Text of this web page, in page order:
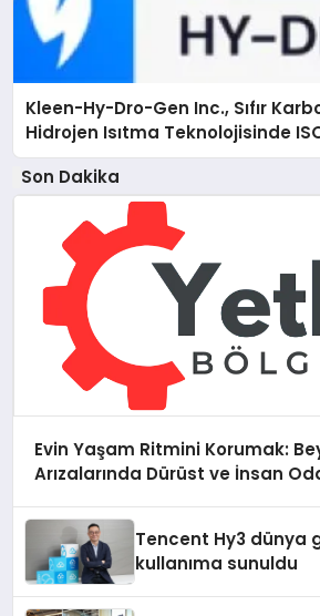
Kleen-Hy-Dro-Gen Inc., Sıfır
Hidrojen Isıtma Teknolojisinde
Düzenleyici Onaylarını Aldı
Son Dakika
Evin Yaşam Ritmini Korumak:
Arızalarında Dürüst ve İnsan
Tencent Hy3 dünya
kullanıma sunuldu